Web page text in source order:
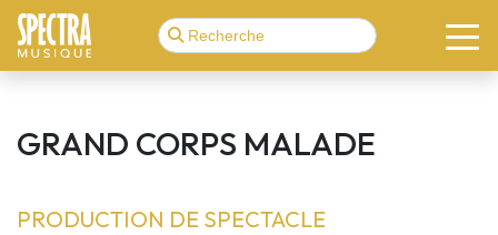
GRAND CORPS MALADE
PRODUCTION DE SPECTACLE